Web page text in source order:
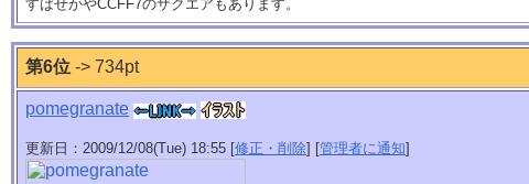
すばせかやCCFF7のザクエアもあります。
第6位 -> 734pt
pomegranate
更新日：2009/12/08(Tue) 18:55 [修正・削除] [管理者に通知]